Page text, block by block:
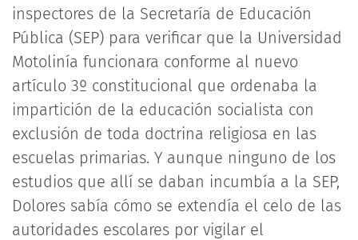
inspectores de la Secretaría de Educación
Pública (SEP) para verificar que la Universidad
Motolinía funcionara conforme al nuevo
artículo 3º constitucional que ordenaba la
impartición de la educación socialista con
exclusión de toda doctrina religiosa en las
escuelas primarias. Y aunque ninguno de los
estudios que allí se daban incumbía a la SEP,
Dolores sabía cómo se extendía el celo de las
autoridades escolares por vigilar el